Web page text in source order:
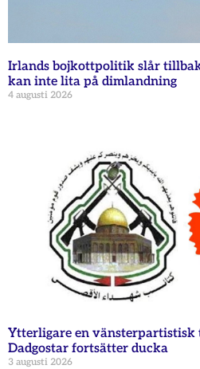
Irlands bojkottpolitik slår
kan inte lita på dimlandning
4 augusti 2026
Ytterligare en vänsterpartistisk
Dadgostar fortsätter ducka
3 augusti 2026